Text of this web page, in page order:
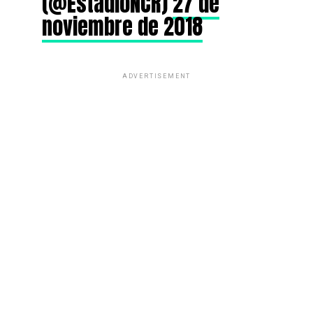
noviembre de 2018
ADVERTISEMENT